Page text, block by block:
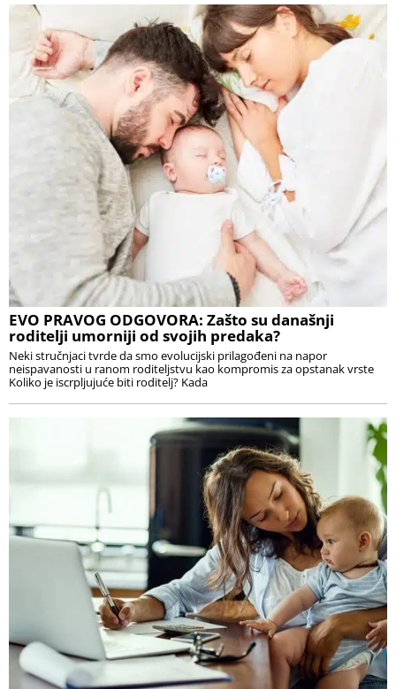
EVO PRAVOG ODGOVORA: Zašto su današnji
roditelji umorniji od svojih predaka?
Neki stručnjaci tvrde da smo evolucijski prilagođeni na napor
neispavanosti u ranom roditeljstvu kao kompromis za opstanak vrste
Koliko je iscrpljujuće biti roditelj? Kada